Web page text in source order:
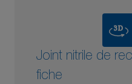
3D
Joint nitrile de
fiche